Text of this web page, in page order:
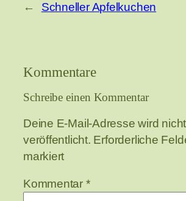
← Schneller Apfelkuchen
Kommentare
Schreibe einen Kommentar
Deine E-Mail-Adresse wird nicht
veröffentlicht. Erforderliche
markiert
Kommentar *